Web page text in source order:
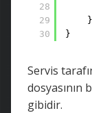
28
29
30
}
}
Servis
dosyasının
gibidir.